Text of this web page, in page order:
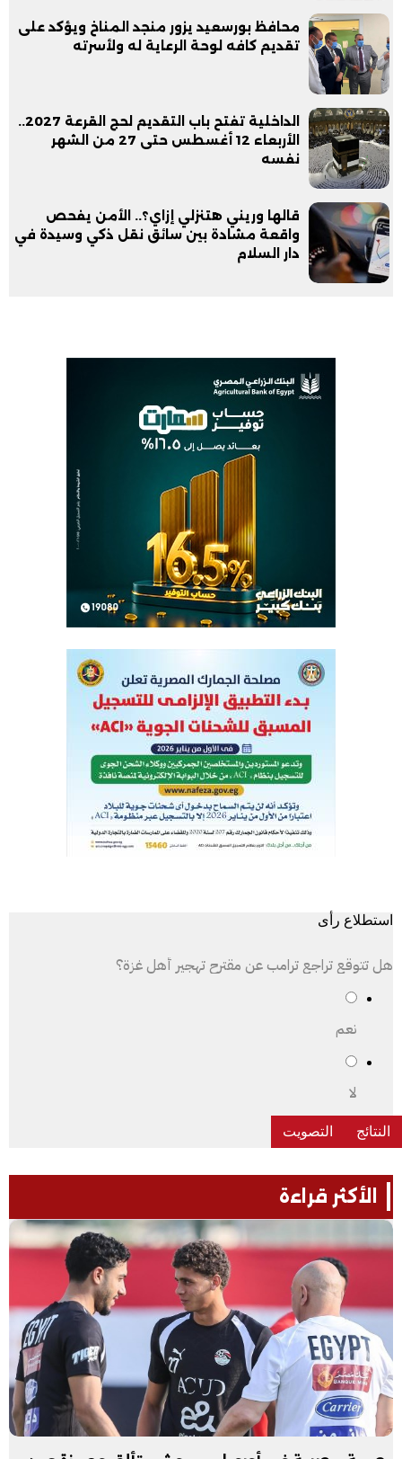
محافظ بورسعيد يزور منجد المناخ ويؤكد على
تقديم كافه لوحة الرعاية له ولأسرته
الداخلية تفتح باب التقديم لحج القرعة 2027..
الأربعاء 12 أغسطس حتى 27 من الشهر
نفسه
قالها وريني هتنزلي إزاي؟.. الأمن يفحص
واقعة مشادة بين سائق نقل ذكي وسيدة في
دار السلام
استطلاع رأى
هل تتوقع تراجع ترامب عن مقترح تهجير أهل غزة؟
نعم
لا
الأكثر قراءة